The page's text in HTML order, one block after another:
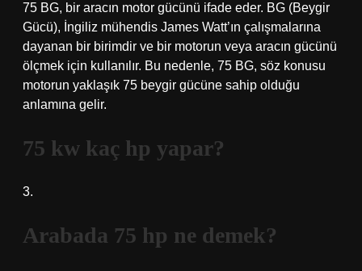
75 BG, bir aracın motor gücünü ifade eder. BG (Beygir
Gücü), İngiliz mühendis James Watt’ın çalışmalarına
dayanan bir birimdir ve bir motorun veya aracın gücünü
ölçmek için kullanılır. Bu nedenle, 75 BG, söz konusu
motorun yaklaşık 75 beygir gücüne sahip olduğu
anlamına gelir.
75 kw kaç hp yapar?
3.
Arabada 75 hp ne demek?